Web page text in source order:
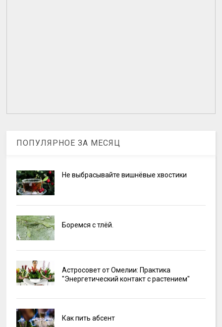
ПОПУЛЯРНОЕ ЗА МЕСЯЦ
Не выбрасывайте вишнёвые хвостики
Боремся с тлёй.
Астросовет от Омелии: Практика
"Энергетический контакт с растением"
Как пить абсент